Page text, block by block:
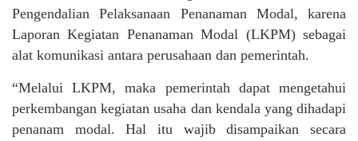
Pengendalian Pelaksanaan Penanaman Modal, karena
Laporan Kegiatan Penanaman Modal (LKPM) sebagai
alat komunikasi antara perusahaan dan pemerintah.
“Melalui LKPM, maka pemerintah dapat mengetahui
perkembangan kegiatan usaha dan kendala yang dihadapi
penanam modal. Hal itu wajib disampaikan secara